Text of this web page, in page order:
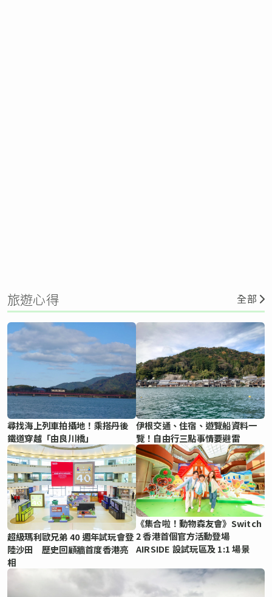
旅遊心得 全部
尋找海上列車拍攝地！乘搭丹後
鐵道穿越「由良川橋」
伊根交通、住宿、遊覽船資料一
覽！自由行三點事情要避雷
超級瑪利歐兄弟 40 週年試玩會登
陸沙田 歷史回顧牆首度香港亮
相
《集合啦！動物森友會》Switch
2 香港首個官方活動登場
AIRSIDE 設試玩區及 1:1 場景